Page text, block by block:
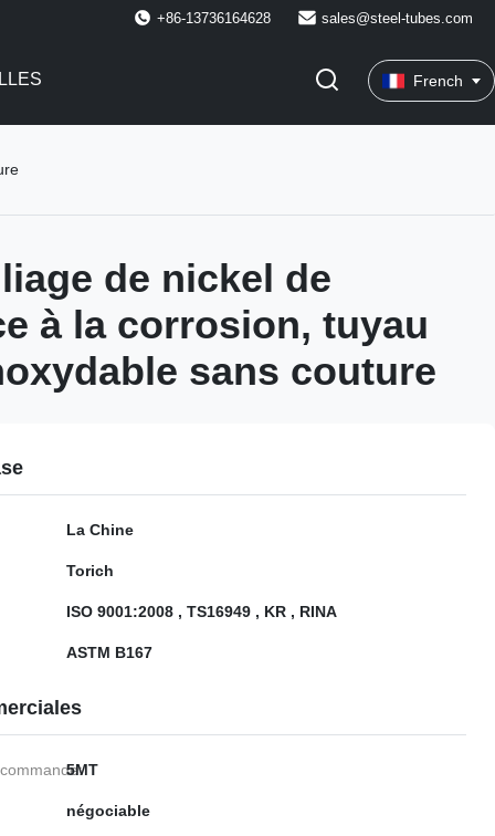
+86-13736164628 sales@steel-tubes.com
French
de nickel de
à la corrosion, tuyau
sans couture
La Chine
Torich
ISO 9001:2008 , TS16949 , KR , RINA
ASTM B167
5MT
négociable